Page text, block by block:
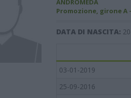
ANDROMEDA
Promozione, girone A
DATA DI NASCITA:
03-01-2019
25-09-2016